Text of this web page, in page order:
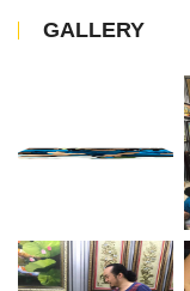
GALLERY